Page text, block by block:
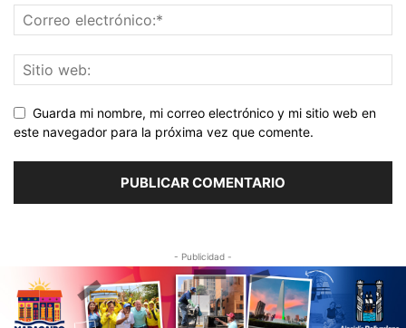
Guarda mi nombre, mi correo electrónico y mi sitio web en
este navegador para la próxima vez que comente.
- Publicidad -